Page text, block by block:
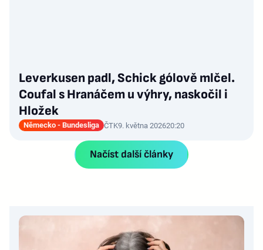
Leverkusen padl, Schick gólově mlčel.
Coufal s Hranáčem u výhry, naskočil i
Hložek
Německo - Bundesliga ČTK9. května 202620:20
Načíst další články